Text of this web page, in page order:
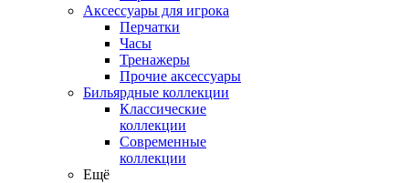
Аксессуары для игрока
Перчатки
Часы
Тренажеры
Прочие аксессуары
Бильярдные коллекции
Классические
коллекции
Современные
коллекции
Ещё